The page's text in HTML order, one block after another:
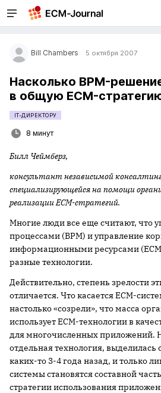
Bill Chambers 5 октября 2007
Насколько BPM-
в общую ECM-
IT-ДИРЕКТОРУ
8 минут
Билл Чеймберз,
консультант независимой
специализирующейся на помощи
реализацииECM-стратегий.
Многие люди все еще считают, что
процессами (BPM) и управление
информационными ресурсами
разные технологии.
Действительно, степень зрелости
отличается. Что касается ECM-
настолько «созрели», что масса
использует ECM-технологии в
для многочисленных приложений.
отдельная технология, выделилась
каких-то 3-4 года назад, и только
системы становятся составной
стратегии использования